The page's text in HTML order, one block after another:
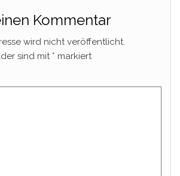
Kommentar
wird nicht veröffentlicht.
sind mit * markiert